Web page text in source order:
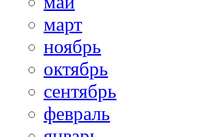
март
ноябрь
октябрь
сентябрь
февраль